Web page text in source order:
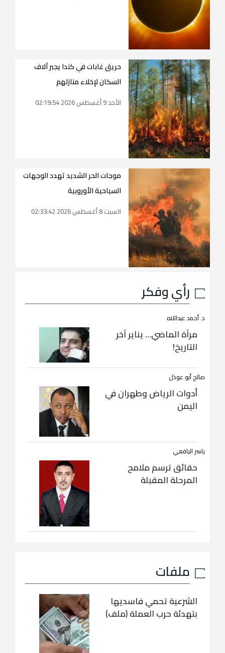
حريق غابات في كندا يجبر آلاف
السكان لإخلاء منازلهم
الأحد 9 أغسطس 2026 02:19:54
موجات الحر الشديد تهدد الوجهات
السياحية الأوروبية
السبت 8 أغسطس 2026 02:33:42
رأي وفكر
د. أحمد عبداللاه
مرآة الماضي… يناير آخر
التاريخ!
صالح أبو عوذل
أدوات الرياض وطهران في
اليمن
ياسر اليافعي
حقائق ترسم ملامح
المرحلة المقبلة
ملفات
الشرعية تحمي فاسديها
بتهدئة حرب العملة (ملف)